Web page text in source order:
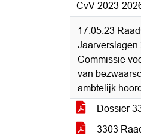
CvV 2023-
17.05.23
Jaarverslagen
Commissie
van
ambtelijk
Dossier
3303